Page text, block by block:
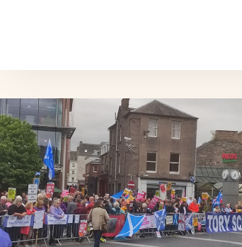
RECORD
MAINTENANT
TEMPS
D’ÉTENDRE
LES
GRÈVES